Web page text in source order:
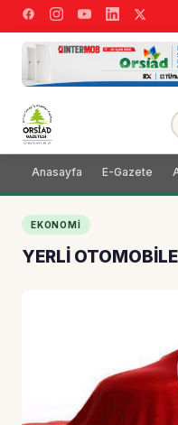
Anasayfa E-Gazete
EKONOMI
YERLİ